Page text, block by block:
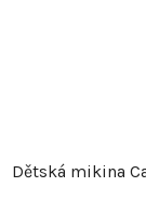
Dětská mikina